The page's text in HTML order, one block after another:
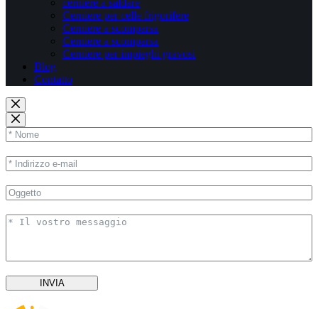
cerniere a saldare
Cerniere per celle frigorifere
Cerniere a scomparsa
Cerniere a scomparsa
Cerniere per impieghi gravosi
Blog
Contatto
INVIA